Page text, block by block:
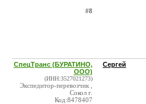
#8
СпецТранс (БУРАТИНО,
ООО)
(ИНН:3527021273)
Экспедитор-перевозчик ,
Сокол г.
Код:8478407
Сергей